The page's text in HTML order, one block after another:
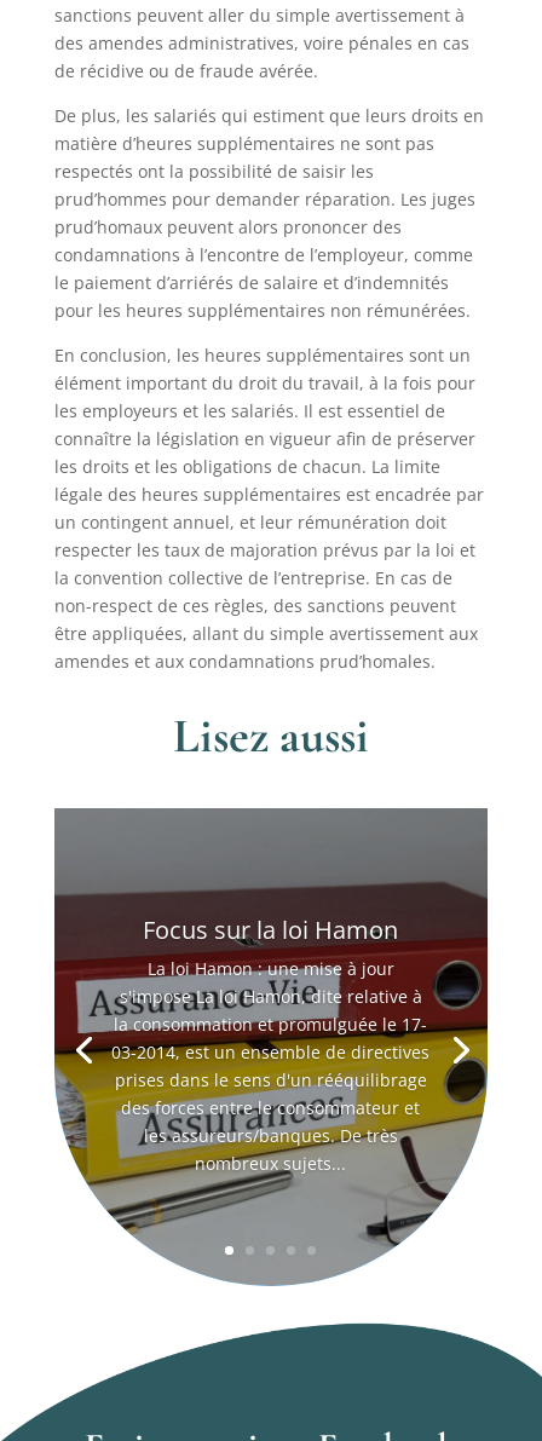
sanctions peuvent aller du simple avertissement à
des amendes administratives, voire pénales en cas
de récidive ou de fraude avérée.
De plus, les salariés qui estiment que leurs droits en
matière d’heures supplémentaires ne sont pas
respectés ont la possibilité de saisir les
prud’hommes pour demander réparation. Les juges
prud’homaux peuvent alors prononcer des
condamnations à l’encontre de l’employeur, comme
le paiement d’arriérés de salaire et d’indemnités
pour les heures supplémentaires non rémunérées.
En conclusion, les heures supplémentaires sont un
élément important du droit du travail, à la fois pour
les employeurs et les salariés. Il est essentiel de
connaître la législation en vigueur afin de préserver
les droits et les obligations de chacun. La limite
légale des heures supplémentaires est encadrée par
un contingent annuel, et leur rémunération doit
respecter les taux de majoration prévus par la loi et
la convention collective de l’entreprise. En cas de
non-respect de ces règles, des sanctions peuvent
être appliquées, allant du simple avertissement aux
amendes et aux condamnations prud’homales.
Lisez aussi
Focus sur la loi Hamon
La loi Hamon : une mise à jour
s'impose La loi Hamon, dite relative à
la consommation et promulguée le 17-
03-2014, est un ensemble de directives
prises dans le sens d'un rééquilibrage
des forces entre le consommateur et
les assureurs/banques. De très
nombreux sujets...